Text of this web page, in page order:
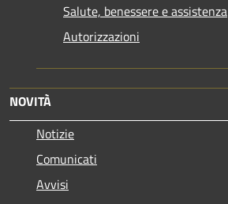
Salute, benessere e assistenza
Autorizzazioni
NOVITÀ
Notizie
Comunicati
Avvisi